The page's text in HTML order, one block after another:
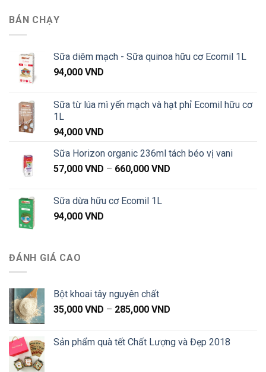
1,020,000 VND
BÁN CHẠY
Sữa diêm mạch - Sữa quinoa hữu cơ Ecomil 1L
94,000 VND
Sữa từ lúa mì yến mạch và hạt phỉ Ecomil hữu cơ
1L
94,000 VND
Sữa Horizon organic 236ml tách béo vị vani
57,000 VND – 660,000 VND
Sữa dừa hữu cơ Ecomil 1L
94,000 VND
ĐÁNH GIÁ CAO
Bột khoai tây nguyên chất
35,000 VND – 285,000 VND
35,000 VND
Sản phẩm quà tết Chất Lượng và Đẹp 2018